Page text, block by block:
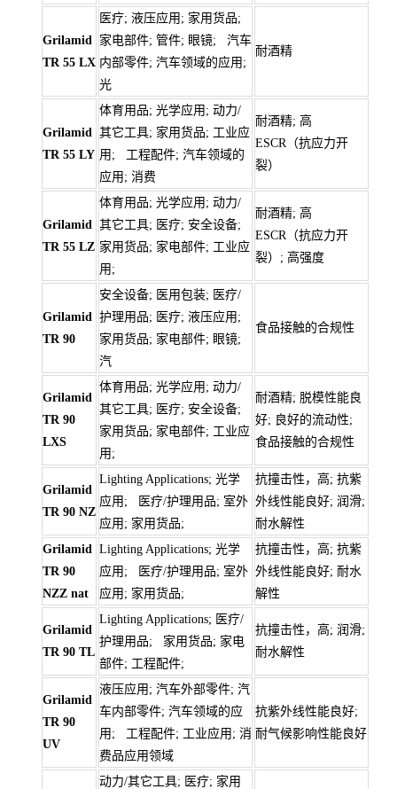
Grilamid
TR 55 LX
医疗; 液压应用; 家用货品;
家电部件; 管件; 眼镜; 汽车
内部零件; 汽车领域的应用;
光
耐酒精
Grilamid
TR 55 LY
体育用品; 光学应用; 动力/
其它工具; 家用货品; 工业应
用; 工程配件; 汽车领域的
应用; 消费
耐酒精; 高
ESCR（抗应力开
裂）
Grilamid
TR 55 LZ
体育用品; 光学应用; 动力/
其它工具; 医疗; 安全设备;
家用货品; 家电部件; 工业应
用;
耐酒精; 高
ESCR（抗应力开
裂）; 高强度
Grilamid
TR 90
安全设备; 医用包装; 医疗/
护理用品; 医疗; 液压应用;
家用货品; 家电部件; 眼镜;
汽
食品接触的合规性
Grilamid
TR 90
LXS
体育用品; 光学应用; 动力/
其它工具; 医疗; 安全设备;
家用货品; 家电部件; 工业应
用;
耐酒精; 脱模性能良
好; 良好的流动性;
食品接触的合规性
Grilamid
TR 90 NZ
Lighting Applications; 光学
应用; 医疗/护理用品; 室外
应用; 家用货品;
抗撞击性，高; 抗紫
外线性能良好; 润滑;
耐水解性
Grilamid
TR 90
NZZ nat
Lighting Applications; 光学
应用; 医疗/护理用品; 室外
应用; 家用货品;
抗撞击性，高; 抗紫
外线性能良好; 耐水
解性
Grilamid
TR 90 TL
Lighting Applications; 医疗/
护理用品; 家用货品; 家电
部件; 工程配件;
抗撞击性，高; 润滑;
耐水解性
Grilamid
TR 90
UV
液压应用; 汽车外部零件; 汽
车内部零件; 汽车领域的应
用; 工程配件; 工业应用; 消
费品应用领域
抗紫外线性能良好;
耐气候影响性能良好
动力/其它工具; 医疗; 家用